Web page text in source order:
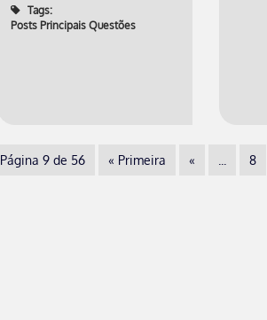
Tags:
Posts Principais Questões
Página 9 de 56 « Primeira « 8